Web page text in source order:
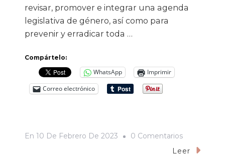
revisar, promover e integrar una agenda
legislativa de género, así como para
prevenir y erradicar toda …
Compártelo:
WhatsApp
Imprimir
Correo electrónico
En 10 De Febrero De 2023 0 ComentariosEn
Se
Leer